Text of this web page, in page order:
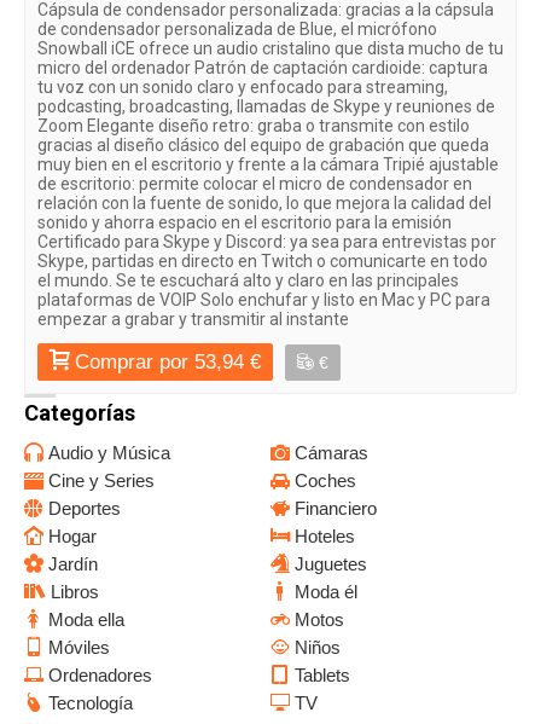
Cápsula de condensador personalizada: gracias a la cápsula
de condensador personalizada de Blue, el micrófono
Snowball iCE ofrece un audio cristalino que dista mucho de tu
micro del ordenador Patrón de captación cardioide: captura
tu voz con un sonido claro y enfocado para streaming,
podcasting, broadcasting, llamadas de Skype y reuniones de
Zoom Elegante diseño retro: graba o transmite con estilo
gracias al diseño clásico del equipo de grabación que queda
muy bien en el escritorio y frente a la cámara Tripié ajustable
de escritorio: permite colocar el micro de condensador en
relación con la fuente de sonido, lo que mejora la calidad del
sonido y ahorra espacio en el escritorio para la emisión
Certificado para Skype y Discord: ya sea para entrevistas por
Skype, partidas en directo en Twitch o comunicarte en todo
el mundo. Se te escuchará alto y claro en las principales
plataformas de VOIP Solo enchufar y listo en Mac y PC para
empezar a grabar y transmitir al instante
Comprar por 53,94 € €
Categorías
Audio y Música
Cámaras
Cine y Series
Coches
Deportes
Financiero
Hogar
Hoteles
Jardín
Juguetes
Libros
Moda él
Moda ella
Motos
Móviles
Niños
Ordenadores
Tablets
Tecnología
TV